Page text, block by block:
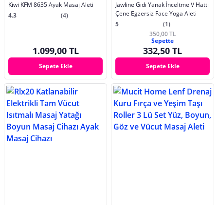
Kiwi KFM 8635 Ayak Masaj Aleti
4.3
(4)
1.099,00 TL
Sepete Ekle
Jawline Gıdı Yanak İnceltme V Hattı
Çene Egzersiz Face Yoga Aleti
5
(1)
350,00 TL
Sepette
332,50 TL
Sepete Ekle